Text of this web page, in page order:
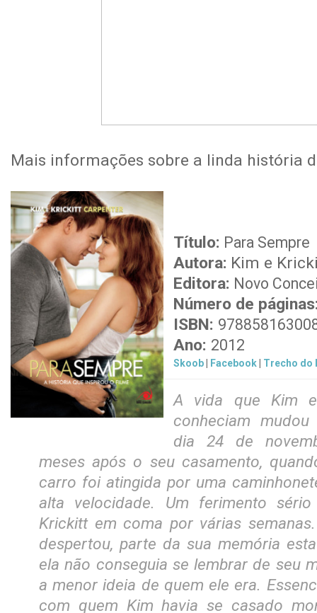
Mais informações sobre a linda história
Título: Para Sempre
Autora: Kim e
Editora: Novo
Número de
ISBN:
Ano: 2012
Skoob Facebook Trecho do
A vida que Kim
conheciam
dia 24 de
meses após o seu casamento,
carro foi atingida por uma
alta velocidade. Um ferimento
Krickitt em coma por várias
despertou, parte da sua memória
ela não conseguia se lembrar de seu
a menor ideia de quem ele era.
com quem Kim havia se casado